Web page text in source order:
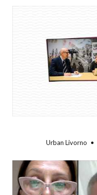
Urban Livorno